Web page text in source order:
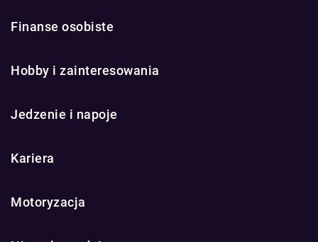
Finanse osobiste
Hobby i zainteresowania
Jedzenie i napoje
Kariera
Motoryzacja